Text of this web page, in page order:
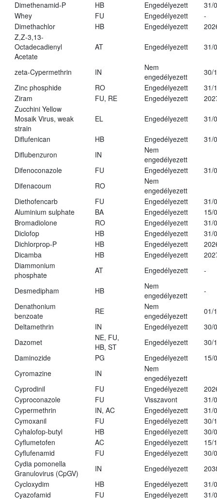
Dimethenamid-P HB Engedélyezett
31/
Whey
FU Engedélyezett
-
Dimethachlor
HB Engedélyezett
Z,Z-3,13-
Octadecadienyl
Acetate
AT Engedélyezett 31/
zeta-Cypermethrin IN
Nem
engedélyezett
30/
Zinc phosphide
RO Engedélyezett
31/
Ziram
FU, RE Engedélyezett
Zucchini Yellow
Mosaik Virus, weak
strain
EL Engedélyezett 31/
Diflufenican HB Engedélyezett
31/
Diflubenzuron
IN
Nem
engedélyezett
Difenoconazole
FU Engedélyezett
31/
Difenacoum
RO
Nem
engedélyezett
Diethofencarb
FU Engedélyezett
31/
Aluminium sulphate
BA Engedélyezett
15/
Bromadiolone
RO Engedélyezett
31/
Diclofop
HB Engedélyezett
31/
Dichlorprop-P
HB Engedélyezett
Dicamba
HB Engedélyezett
Diammonium
phosphate
AT Engedélyezett -
Desmedipham HB
Nem
engedélyezett
-
Denathonium
benzoate
RE
Nem
engedélyezett
01/
Deltamethrin
IN Engedélyezett
30/
Dazomet
NE, FU,
HB, ST
Engedélyezett
30/
Daminozide
PG Engedélyezett
15/
Cyromazine
IN
Nem
engedélyezett
Cyprodinil
FU Engedélyezett
Cyproconazole
FU Visszavont
31/
Cypermethrin
IN, AC Engedélyezett
31/
Cymoxanil
FU Engedélyezett
30/
Cyhalofop-butyl
HB Engedélyezett
30/
Cyflumetofen
AC Engedélyezett
15/
Cyflufenamid
FU Engedélyezett
30/
Cydia pomonella
Granulovirus (CpGV)
IN Engedélyezett
Cycloxydim
HB Engedélyezett
31/
Cyazofamid
FU Engedélyezett
31/